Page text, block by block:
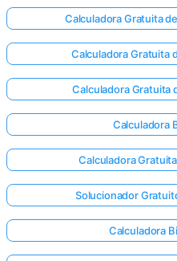
Calculadora Gratuita
Calculadora Gratuita
Calculadora Gratuita
Calculadora
Calculadora
Solucionador
Calculadora